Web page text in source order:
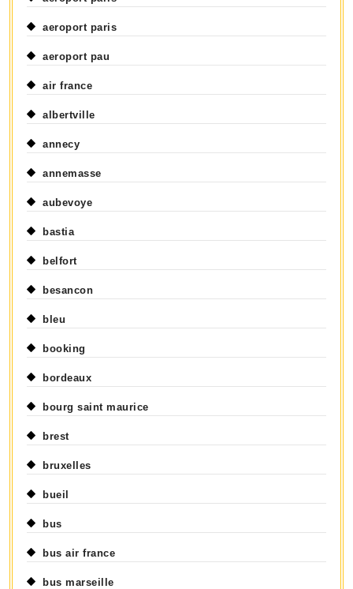
aeroport paris
aeroport pau
air france
albertville
annecy
annemasse
aubevoye
bastia
belfort
besancon
bleu
booking
bordeaux
bourg saint maurice
brest
bruxelles
bueil
bus
bus air france
bus marseille